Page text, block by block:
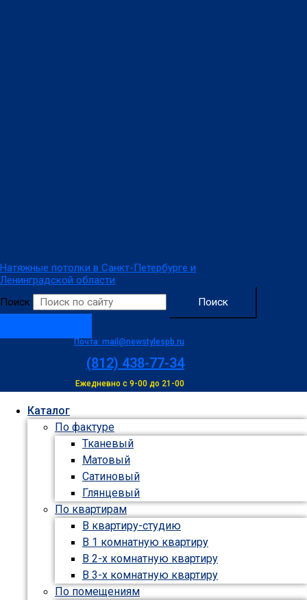
Натяжные потолки в Санкт-Петербурге и
Ленинградской области
Поиск
Поиск
Почта: mail@newstylespb.ru
(812) 438-77-34
Ежедневно с 9-00 до 21-00
Каталог
По фактуре
Тканевый
Матовый
Сатиновый
Глянцевый
По квартирам
В квартиру-студию
В 1 комнатную квартиру
В 2-х комнатную квартиру
В 3-х комнатную квартиру
По помещениям